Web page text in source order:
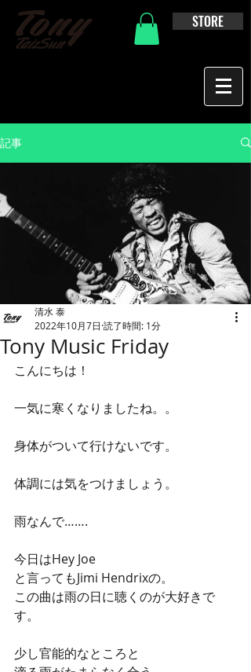
STORE
記事
Tony Music Friday
清水 泰
2022年10月7日 読了時間: 1分
こんにちは！
一気に寒くなりましたね。。
身体がついて行けないです。
体調には気をつけましょう。
雨なんで…….
今日はHey Joe
と言ってもJimi Hendrixの。
この曲は雨の日に聴くのが大好きで
す。
少し官能的なところと